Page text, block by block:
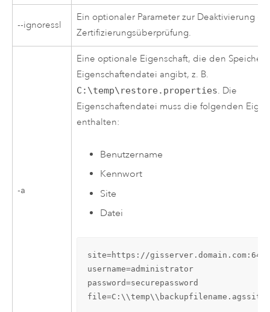
--ignoressl
Ein optionaler Parameter zur Deaktivierung
Zertifizierungsüberprüfung.
-a
Eine optionale Eigenschaft, die den
Eigenschaftendatei angibt, z. B.
C:\temp\restore.properties. Die
Eigenschaftendatei muss die folgenden
enthalten:
Benutzername
Kennwort
Site
Datei
site=https://
username=administrator
password=securepassword
file=C:\\temp\\backupfilename.agssite